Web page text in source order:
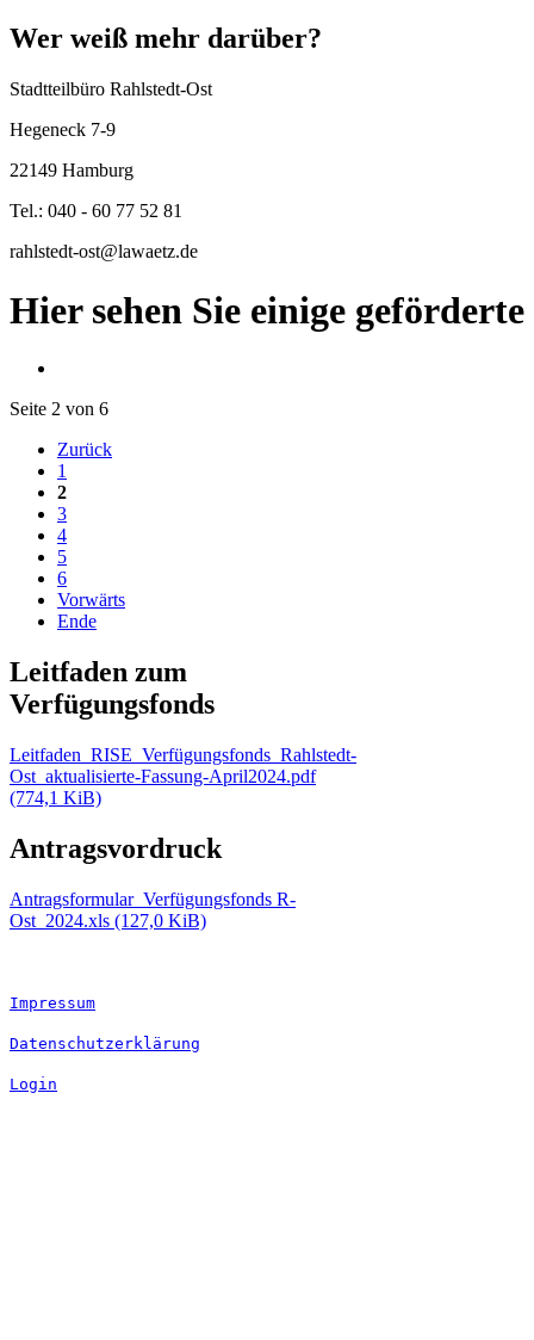
Wer weiß mehr darüber?
Stadtteilbüro Rahlstedt-Ost
Hegeneck 7-9
22149 Hamburg
Tel.: 040 - 60 77 52 81
rahlstedt-ost@lawaetz.de
Hier sehen Sie einige
Seite 2 von 6
Zurück
1
2
3
4
5
6
Vorwärts
Ende
Leitfaden zum
Verfügungsfonds
Leitfaden_RISE_Verfügungsfonds_Rahlstedt-
Ost_aktualisierte-Fassung-April2024.pdf
(774,1 KiB)
Antragsvordruck
Antragsformular_Verfügungsfonds R-
Ost_2024.xls (127,0 KiB)
Impressum
Datenschutzerklärung
Login